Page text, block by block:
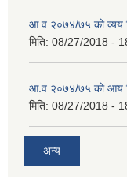
आ.व २०७४/७५ को व्यय
मिति: 08/27/2018 -
आ.व २०७४/७५ को आय
मिति: 08/27/2018 -
अन्य